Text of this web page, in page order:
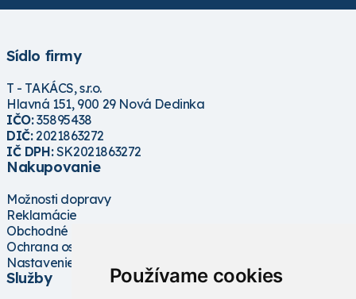
Používame cookies
Sídlo firmy
T - TAKÁCS, s.r.o.
Hlavná 151, 900 29 Nová Dedinka
IČO:35895438
DIČ:2021863272
IČ DPH:SK2021863272
Nakupovanie
Možnosti dopravy
Reklamácie
Obchodné podmienky
Ochrana osobných údajov
Nastavenie cookies
Služby